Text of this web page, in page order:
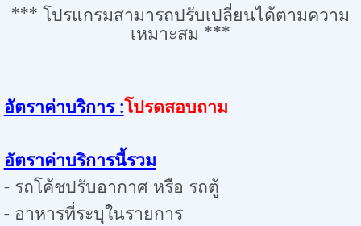
*** โปรแกรมสามารถปรับเปลี่ยนได้ตามความ
เหมาะสม ***
อัตราค่าบริการ :โปรดสอบถาม
อัตราค่าบริการนี้รวม
- รถโค้ชปรับอากาศ หรือ รถตู้
- อาหารที่ระบุในรายการ